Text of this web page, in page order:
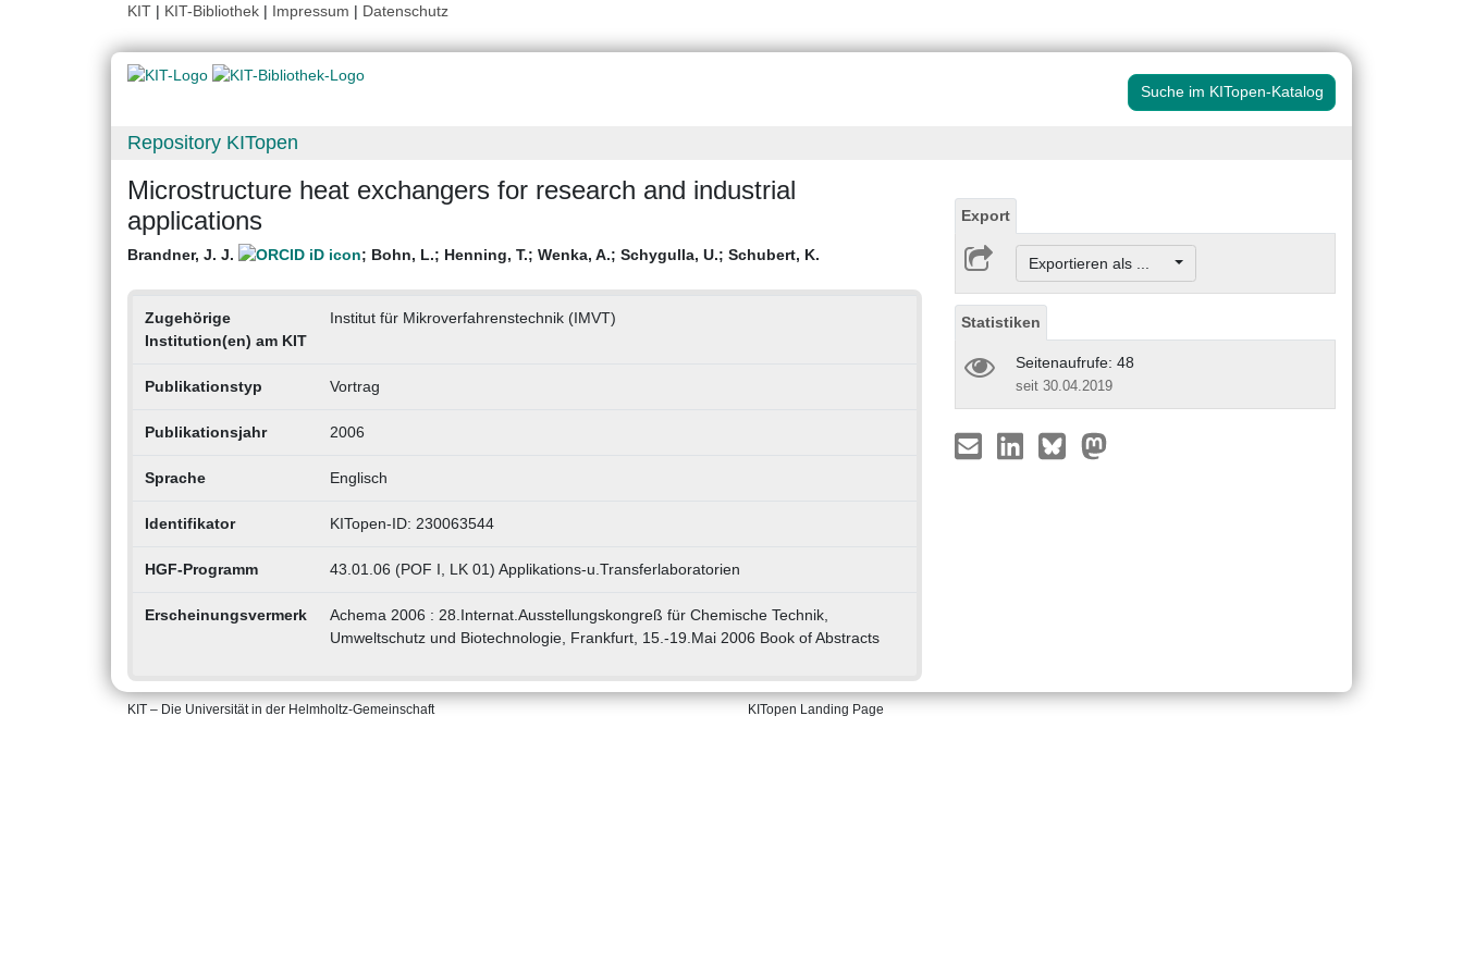
KIT | KIT-Bibliothek | Impressum | Datenschutz
Suche im KITopen-Katalog
Repository KITopen
Microstructure heat exchangers for research and industrial
applications
Brandner, J. J. ; Bohn, L.; Henning, T.; Wenka, A.; Schygulla, U.; Schubert, K.
Zugehörige
Institution(en) am KIT
Institut für Mikroverfahrenstechnik (IMVT)
Publikationstyp Vortrag
Publikationsjahr 2006
Sprache Englisch
Identifikator KITopen-ID: 230063544
HGF-Programm 43.01.06 (POF I, LK 01) Applikations-u.Transferlaboratorien
Erscheinungsvermerk
Achema 2006 : 28.Internat.Ausstellungskongreß für Chemische Technik,
Umweltschutz und Biotechnologie, Frankfurt, 15.-19.Mai 2006 Book of Abstracts
Export
Exportieren als ...
Statistiken
Seitenaufrufe: 48
seit 30.04.2019
KIT – Die Universität in der Helmholtz-Gemeinschaft KITopen Landing Page